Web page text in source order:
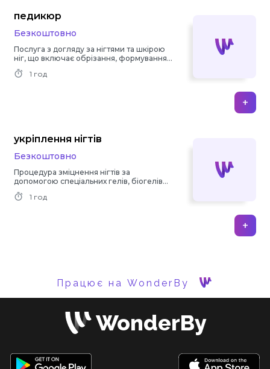
педикюр
Безкоштовно
Послуга з догляду за нігтями та шкірою
ніг, що включає обрізання, формування
та фарбування нігтів.
1 год
+
укріплення нігтів
Безкоштовно
Процедура зміцнення нігтів за
допомогою спеціальних гелів, біогелів
або інших засобів.
1 год
+
Працює на WonderBy
WonderBy